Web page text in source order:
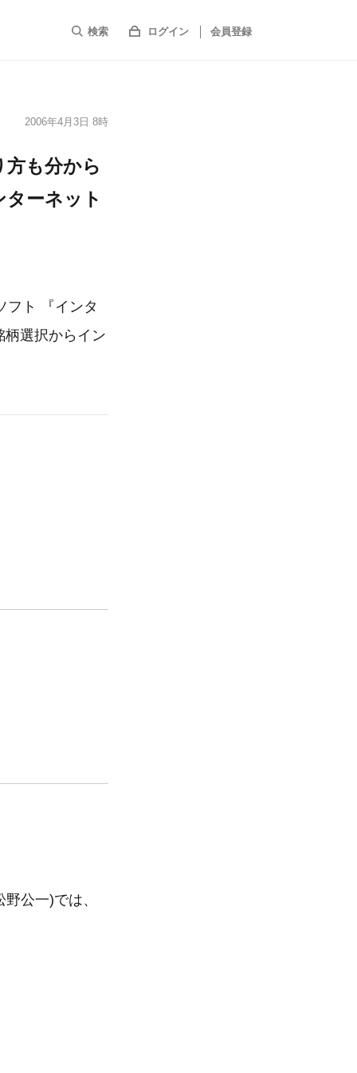
検索 ログイン 会員登録
2006年4月3日 8時
も分から
ーネット
フト 『インタ
柄選択からイン
公一)では、